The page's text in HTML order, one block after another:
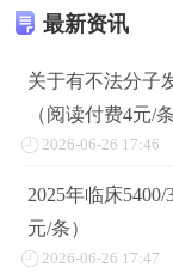
最新资讯
关于有不法分子
（阅读付费4元/条
2026-06-26 17:46
2025年临床
元/条）
2026-06-26 17:47